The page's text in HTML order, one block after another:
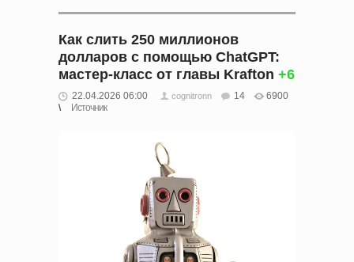
Как слить 250 миллионов
долларов с помощью ChatGPT:
мастер-класс от главы Krafton +6
22.04.2026 06:00 cognitronn 14
6900
Источник